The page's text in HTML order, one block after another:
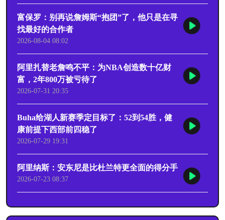
富保罗：别再说詹姆斯“抱团”了，他只是在寻
找最好的合作者
2026-08-04 08:02
阿里扎替老詹鸣不平：为NBA创造数十亿财
富，2年800万被亏待了
2026-07-31 20:35
Buha给湖人新赛季定目标了：52到54胜，健
康前提下西部前四稳了
2026-07-29 19:31
阿里纳斯：安东尼是比杜兰特更全面的得分手
2026-07-23 08:37